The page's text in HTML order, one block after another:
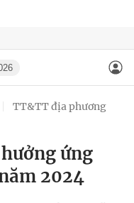
TT&TT địa phương
ứng
2024